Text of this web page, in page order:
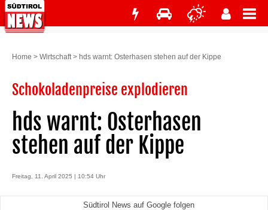
Home > Wirtschaft> hds warnt: Osterhasen stehen auf der Kippe
Schokoladenpreise explodieren
hds warnt: Osterhasen
stehen auf der Kippe
Freitag, 11. April 2025 | 10:54 Uhr
Südtirol News auf Google folgen